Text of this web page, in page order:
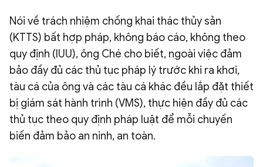
Nói về trách nhiệm chống khai thác thủy sản
(KTTS) bất hợp pháp, không báo cáo, không theo
quy định (IUU), ông Ché cho biết, ngoài việc đảm
bảo đầy đủ các thủ tục pháp lý trước khi ra khơi,
tàu cá của ông và các tàu cá khác đều lắp đặt thiết
bị giám sát hành trình (VMS), thực hiện đầy đủ các
thủ tục theo quy định pháp luật để mỗi chuyến
biến đảm bảo an ninh, an toàn.